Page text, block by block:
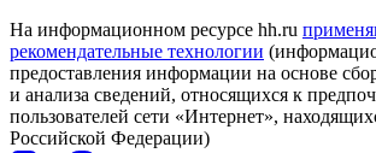
На информационном ресурсе hh.ru
рекомендательные технологии
предоставления информации на основе
и анализа сведений, относящихся к
пользователей сети «Интернет»,
Российской Федерации)